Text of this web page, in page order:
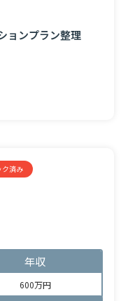
ョンプラン整理
ク済み
年収
600万円